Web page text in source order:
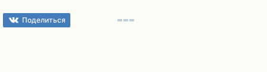
Поделиться